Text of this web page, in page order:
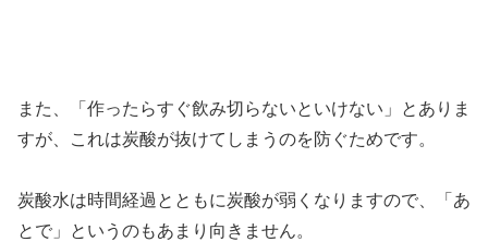
また、「作ったらすぐ飲み切らないといけない」とありま
すが、これは炭酸が抜けてしまうのを防ぐためです。
炭酸水は時間経過とともに炭酸が弱くなりますので、「あ
とで」というのもあまり向きません。